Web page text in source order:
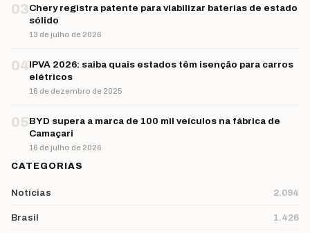
03Chery registra patente para viabilizar baterias de estado
sólido
13 de julho de 2026
04IPVA 2026: saiba quais estados têm isenção para carros
elétricos
16 de dezembro de 2025
05BYD supera a marca de 100 mil veículos na fábrica de
Camaçari
16 de julho de 2026
CATEGORIAS
Notícias 2.094
Brasil 1.426